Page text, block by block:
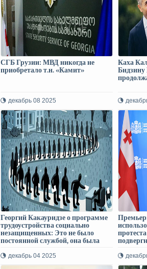
СГБ Грузии: МВД никогда не
приобретало т.н. «Камит»
декабрь 08 2025
Каха
Георгий Какауридзе о программе
трудоустройства социально
незащищенных: Это не было
постоянной службой, она была
декабрь 04 2025